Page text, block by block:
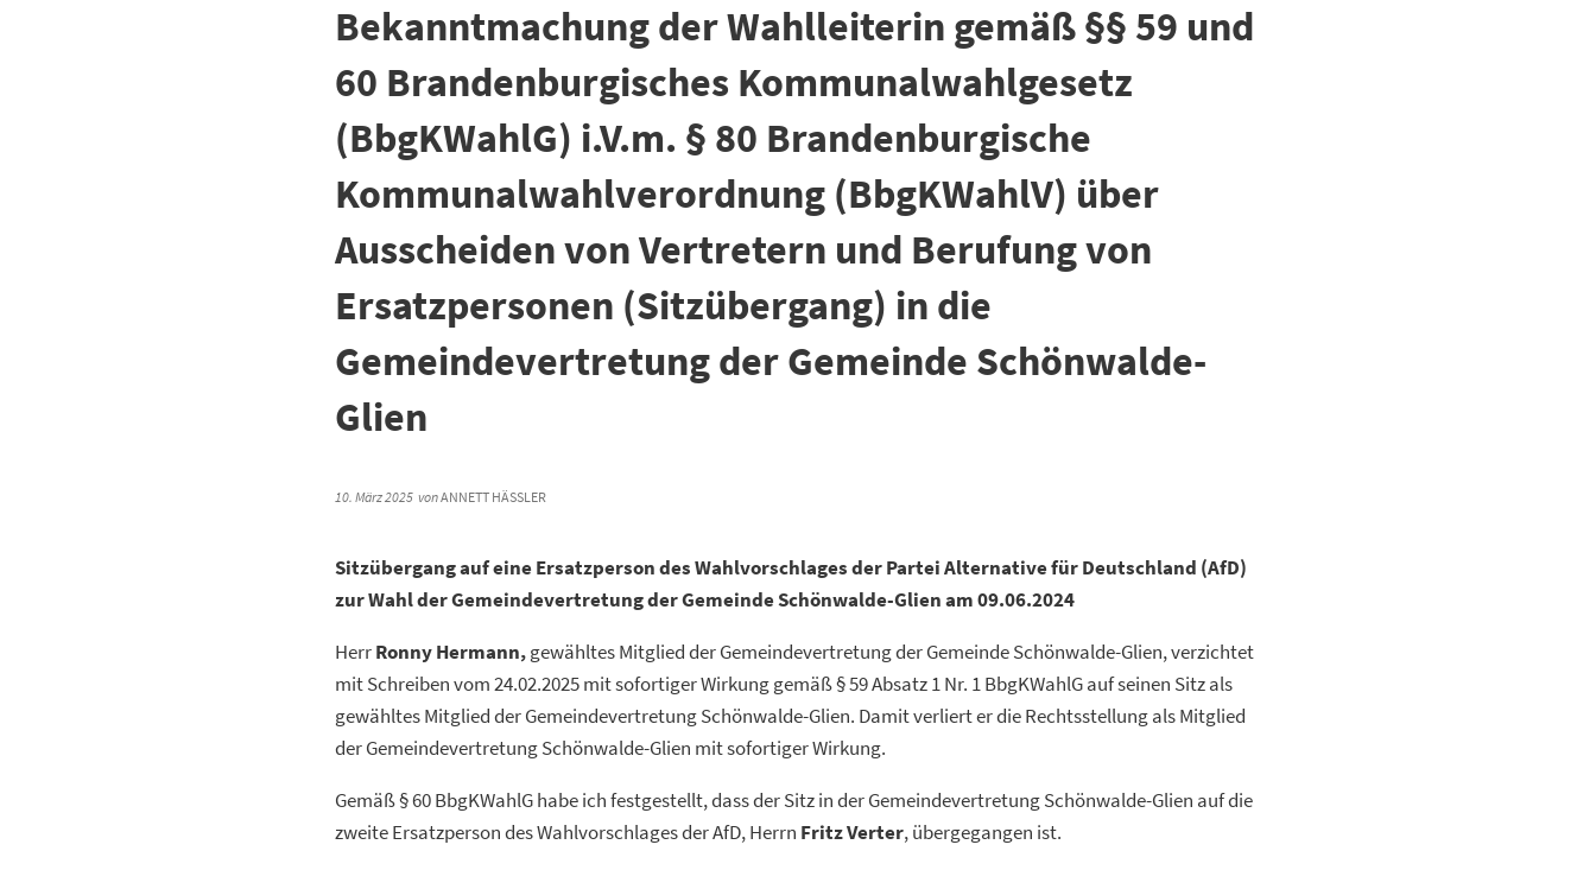
Bekanntmachung der Wahlleiterin gemäß §§ 59 und
60 Brandenburgisches Kommunalwahlgesetz
(BbgKWahlG) i.V.m. § 80 Brandenburgische
Kommunalwahlverordnung (BbgKWahlV) über
Ausscheiden von Vertretern und Berufung von
Ersatzpersonen (Sitzübergang) in die
Gemeindevertretung der Gemeinde Schönwalde-
Glien
10. März 2025 vonANNETT HÄSSLER
Sitzübergang auf eine Ersatzperson des Wahlvorschlages der Partei Alternative für Deutschland (AfD)
zur Wahl der Gemeindevertretung der Gemeinde Schönwalde-Glien am 09.06.2024
HerrRonny Hermann,gewähltes Mitglied der Gemeindevertretung der Gemeinde Schönwalde-Glien, verzichtet
mit Schreiben vom 24.02.2025 mit sofortiger Wirkung gemäß § 59 Absatz 1 Nr. 1 BbgKWahlG auf seinen Sitz als
gewähltes Mitglied der Gemeindevertretung Schönwalde-Glien. Damit verliert er die Rechtsstellung als Mitglied
der Gemeindevertretung Schönwalde-Glien mit sofortiger Wirkung.
Gemäß § 60 BbgKWahlG habe ich festgestellt, dass der Sitz in der Gemeindevertretung Schönwalde-Glien auf die
zweite Ersatzperson des Wahlvorschlages der AfD, Herrn Fritz Verter, übergegangen ist.